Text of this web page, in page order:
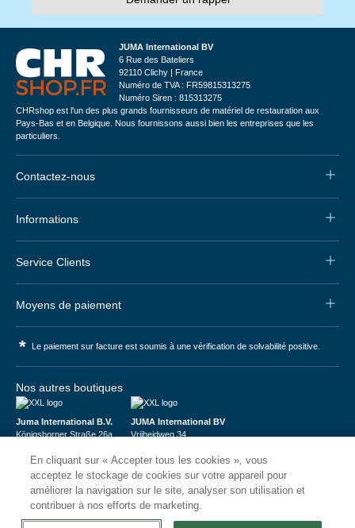
JUMA International BV
6 Rue des Bateliers
92110 Clichy | France
Numéro de TVA : FR59815313275
Numéro Siren : 815313275
CHRshop est l'un des plus grands fournisseurs de matériel de restauration aux
Pays-Bas et en Belgique. Nous fournissons aussi bien les entreprises que les
particuliers.
Contactez-nous
Informations
Service Clients
Moyens de paiement
* Le paiement sur facture est soumis à une vérification de solvabilité positive.
Nos autres boutiques
Juma International B.V.
Königsborner Straße 26a
USt-ID: DE321159873
Handelsregister: 58573909
JUMA International BV
Vrijheidweg 34
BTW: NL853095048B01
K.V.K.: 58573909
En cliquant sur « Accepter tous les cookies », vous
acceptez le stockage de cookies sur votre appareil pour
améliorer la navigation sur le site, analyser son utilisation et
contribuer à nos efforts de marketing.